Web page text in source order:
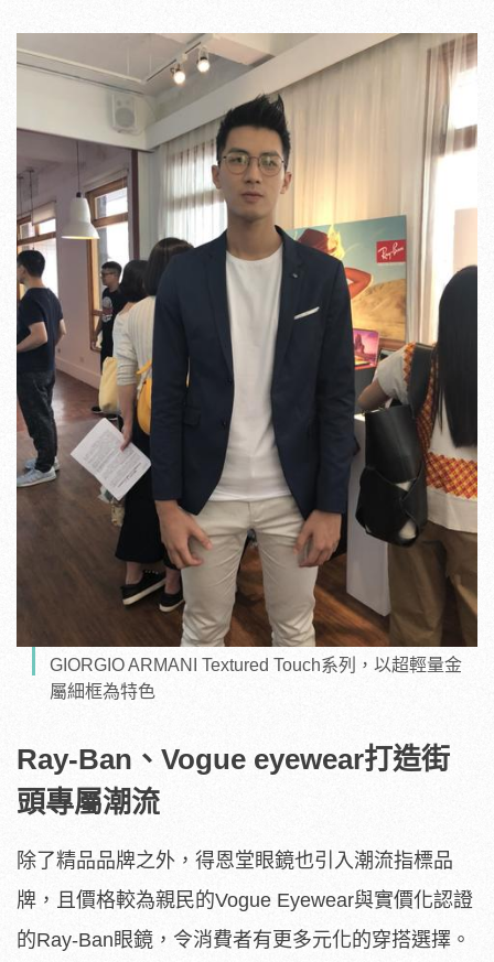
GIORGIO ARMANI Textured Touch系列，以超輕量金
屬細框為特色
Ray-Ban、Vogue eyewear打造街
頭專屬潮流
除了精品品牌之外，得恩堂眼鏡也引入潮流指標品
牌，且價格較為親民的Vogue Eyewear與實價化認證
的Ray-Ban眼鏡，令消費者有更多元化的穿搭選擇。